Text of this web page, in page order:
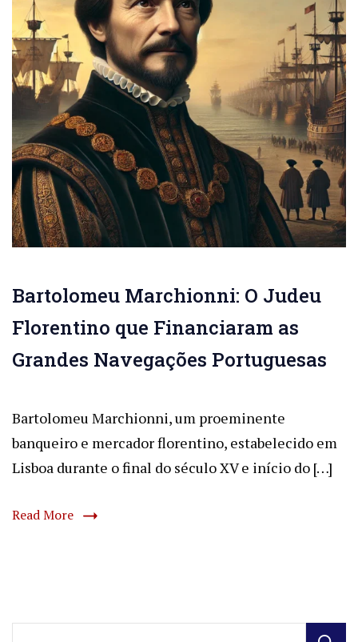
Bartolomeu Marchionni: O Judeu
Florentino que Financiaram as
Grandes Navegações Portuguesas
Bartolomeu Marchionni, um proeminente
banqueiro e mercador florentino, estabelecido em
Lisboa durante o final do século XV e início do […]
Read More